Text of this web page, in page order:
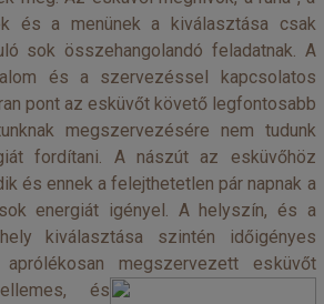
és a menünek a kiválasztása csak
sok összehangolandó feladatnak. A
és a szervezéssel kapcsolatos
pont az esküvőt követő legfontosabb
megszervezésére nem tudunk
fordítani. A nászút az esküvőhöz
és ennek a felejthetetlen pár napnak a
energiát igényel. A helyszín, és a
kiválasztása szintén időigényes
megszervezett esküvőt
és